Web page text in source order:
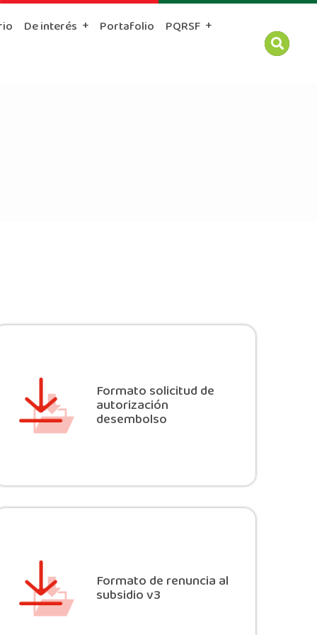
De interés Portafolio
PQRSF
Formato solicitud de
autorización
desembolso
Formato de renuncia al
subsidio v3